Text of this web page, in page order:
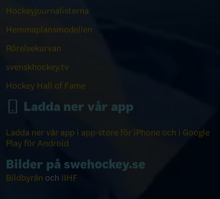
Hockeyjournalisterna
Hemmaplansmodellen
Rörelsekurvan
svenskhockey.tv
Hockey Hall of Fame
Ladda ner vår app
Ladda ner vår app i app-store för iPhone och i Google
Play för Android
Bilder på swehockey.se
Bildbyrån och IIHF